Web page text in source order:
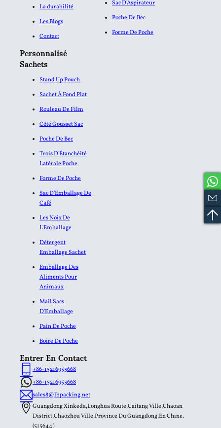
La durabilité
Les Blogs
Contact
Sac D'Aspirateur
Poche De Bec
Forme De Poche
Personnalisé
Sachets
Stand Up Pouch
Sachet À Fond Plat
Rouleau De Film
Côté Gousset Sac
Poche De Bec
Trois D'Étanchéité
Latérale Poche
Forme De Poche
Sac D'Emballage De
Café
Les Noix De
L'Emballage
Détergent
Emballage Sachet
Emballage Des
Aliments Pour
Animaux
Mail Sacs
D'Emballage
Pain De Poche
Boire De Poche
Entrer En Contact
+86-15216953668
+86-15216953668
sales8@lbpacking.net
Guangdong Xinkeda,Longhua Route,Caitang Ville,Chaoan
District,Chaozhou Ville,Province Du Guangdong,En Chine.
(515644）